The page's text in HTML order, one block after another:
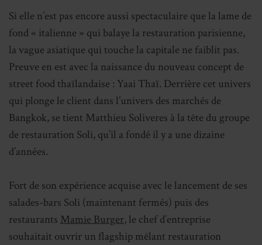
Si elle n’est pas encore aussi spectaculaire que la lame de
fond « italienne » qui balaye la restauration parisienne,
la vague asiatique qui touche la capitale ne faiblit pas.
Preuve en est avec la naissance du nouveau concept de
street food thaïlandaise : Yaai Thaï. Derrière cet univers
qui plonge le client dans l’univers des marchés de
Bangkok, se tient Matthieu Soliveres à la tête du groupe
de restauration Soli, qu’il a fondé il y a une dizaine
d’années.
Fort de son expérience acquise avec le lancement de ses
salades-bars Soli (maintenant fermés) puis des
restaurants Mamie Burger, le chef d’entreprise
souhaitait ouvrir un flagship mêlant restauration